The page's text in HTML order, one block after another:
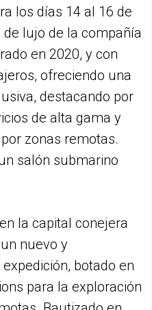
los días 14 al 16 de
lujo de la compañía
en 2020, y con
ofreciendo una
destacando por
de alta gama y
zonas remotas.
salón submarino
la capital conejera
nuevo y
botado en
para la exploración